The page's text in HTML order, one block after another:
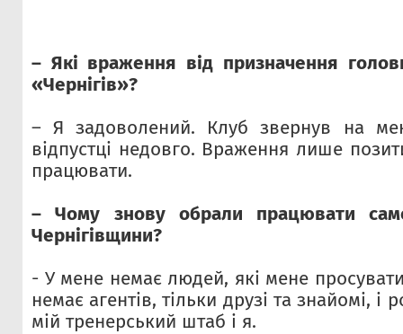
– Які враження від призначення
«Чернігів»?
– Я задоволений. Клуб звернув на
відпустці недовго. Враження лише
працювати.
– Чому знову обрали працювати
Чернігівщини?
- У мене немає людей, які мене
немає агентів, тільки друзі та знайомі, і
мій тренерський штаб і я.